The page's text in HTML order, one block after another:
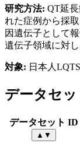
研究方法: QT延長
れた症例から採
因遺伝子として
遺伝子領域に対
対象: 日本人
データセ
データセット ID
▲ ▼